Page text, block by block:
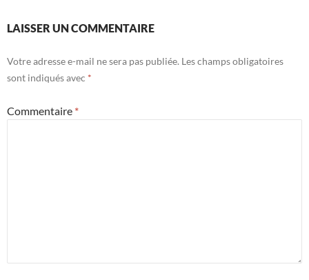
LAISSER UN COMMENTAIRE
Votre adresse e-mail ne sera pas publiée. Les champs obligatoires
sont indiqués avec *
Commentaire *